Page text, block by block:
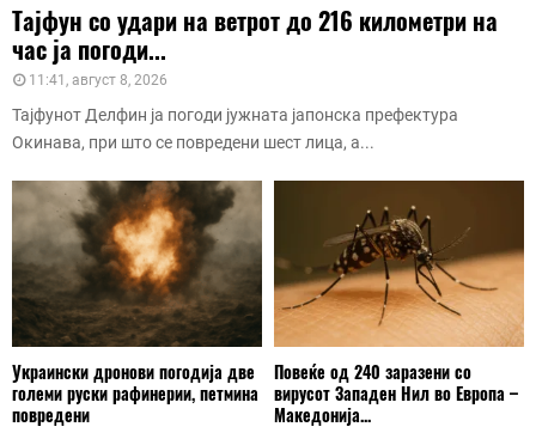
Тајфун со удари на ветрот до 216 километри на
час ја погоди...
11:41, август 8, 2026
Тајфунот Делфин ја погоди јужната јапонска префектура
Окинава, при што се повредени шест лица, а...
Украински дронови погодија две
големи руски рафинерии, петмина
повредени
Повеќе од 240 заразени со
вирусот Западен Нил во Европа –
Македонија...